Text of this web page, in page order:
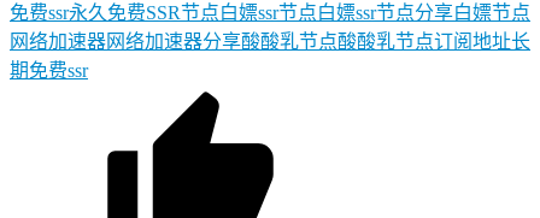
免费ssr永久免费SSR节点白嫖ssr节点白嫖ssr节点分享白嫖节点
网络加速器网络加速器分享酸酸乳节点酸酸乳节点订阅地址长
期免费ssr